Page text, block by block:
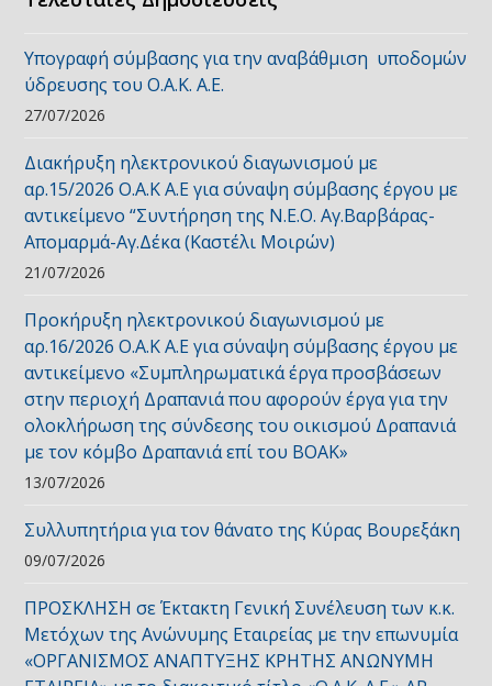
Υπογραφή σύμβασης για την αναβάθμιση υποδομών
ύδρευσης του Ο.Α.Κ. Α.Ε.
27/07/2026
Διακήρυξη ηλεκτρονικού διαγωνισμού με
αρ.15/2026 Ο.Α.Κ Α.Ε για σύναψη σύμβασης έργου με
αντικείμενο “Συντήρηση της Ν.Ε.Ο. Αγ.Βαρβάρας-
Απομαρμά-Αγ.Δέκα (Καστέλι Μοιρών)
21/07/2026
Προκήρυξη ηλεκτρονικού διαγωνισμού με
αρ.16/2026 Ο.Α.Κ Α.Ε για σύναψη σύμβασης έργου με
αντικείμενο «Συμπληρωματικά έργα προσβάσεων
στην περιοχή Δραπανιά που αφορούν έργα για την
ολοκλήρωση της σύνδεσης του οικισμού Δραπανιά
με τον κόμβο Δραπανιά επί του ΒΟΑΚ»
13/07/2026
Συλλυπητήρια για τον θάνατο της Κύρας Βουρεξάκη
09/07/2026
ΠΡΟΣΚΛΗΣΗ σε Έκτακτη Γενική Συνέλευση των κ.κ.
Μετόχων της Ανώνυμης Εταιρείας με την επωνυμία
«ΟΡΓΑΝΙΣΜΟΣ ΑΝΑΠΤΥΞΗΣ ΚΡΗΤΗΣ ΑΝΩΝΥΜΗ